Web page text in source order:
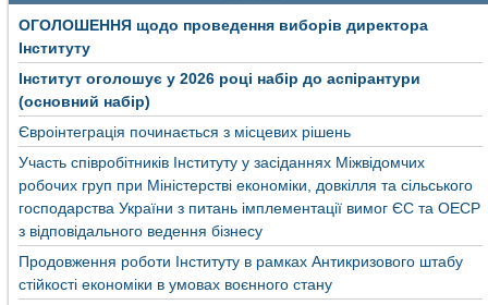
ОГОЛОШЕННЯ щодо проведення виборів директора
Інституту
Інститут оголошує у 2026 році набір до аспірантури
(основний набір)
Євроінтеграція починається з місцевих рішень
Участь співробітників Інституту у засіданнях Міжвідомчих
робочих груп при Міністерстві економіки, довкілля та сільського
господарства України з питань імплементації вимог ЄС та ОЕСР
з відповідального ведення бізнесу
Продовження роботи Інституту в рамках Антикризового штабу
стійкості економіки в умовах воєнного стану